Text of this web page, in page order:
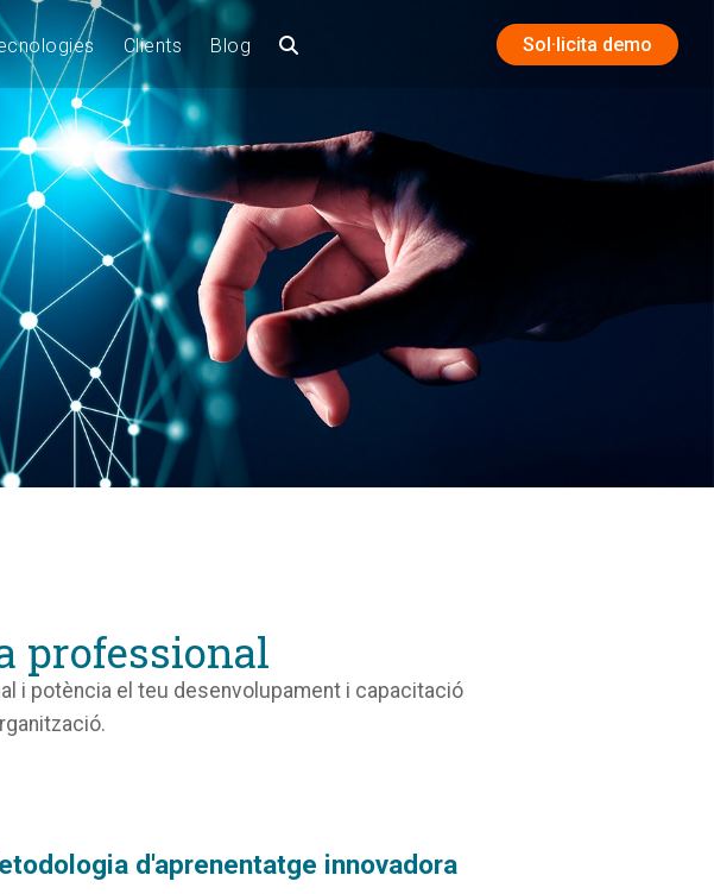
Clients Blog Sol·licita demo
professional
i potència el teu desenvolupament i capacitació
d'aprenentatge innovadora